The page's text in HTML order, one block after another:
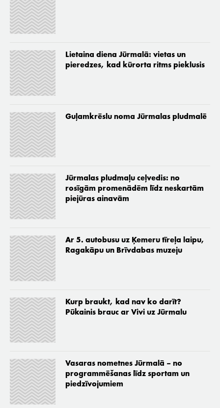
Lietaina diena Jūrmalā: vietas un
pieredzes, kad kūrorta ritms pieklusis
Guļamkrēslu noma Jūrmalas pludmalē
Jūrmalas pludmaļu ceļvedis: no
rosīgām promenādēm līdz neskartām
piejūras ainavām
Ar 5. autobusu uz Ķemeru tīreļa laipu,
Ragakāpu un Brīvdabas muzeju
Kurp braukt, kad nav ko darīt?
Pūkainis brauc ar Vivi uz Jūrmalu
Vasaras nometnes Jūrmalā – no
programmēšanas līdz sportam un
piedzīvojumiem